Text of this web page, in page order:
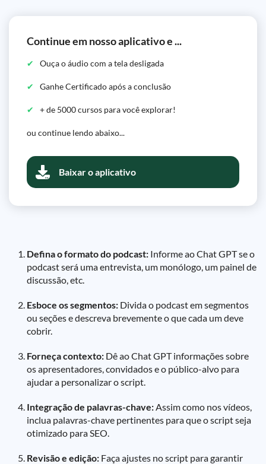
Continue em nosso aplicativo e ...
Ouça o áudio com a tela desligada
Ganhe Certificado após a conclusão
+ de 5000 cursos para você explorar!
ou continue lendo abaixo...
Baixar o aplicativo
Defina o formato do podcast: Informe ao Chat GPT se o
podcast será uma entrevista, um monólogo, um painel de
discussão, etc.
Esboce os segmentos: Divida o podcast em segmentos
ou seções e descreva brevemente o que cada um deve
cobrir.
Forneça contexto: Dê ao Chat GPT informações sobre
os apresentadores, convidados e o público-alvo para
ajudar a personalizar o script.
Integração de palavras-chave:Assim como nos vídeos,
inclua palavras-chave pertinentes para que o script seja
otimizado para SEO.
Revisão e edição: Faça ajustes no script para garantir